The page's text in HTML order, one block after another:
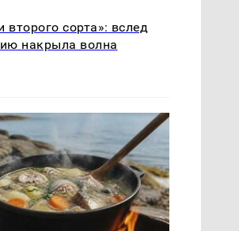
сорта»: вслед
накрыла волна